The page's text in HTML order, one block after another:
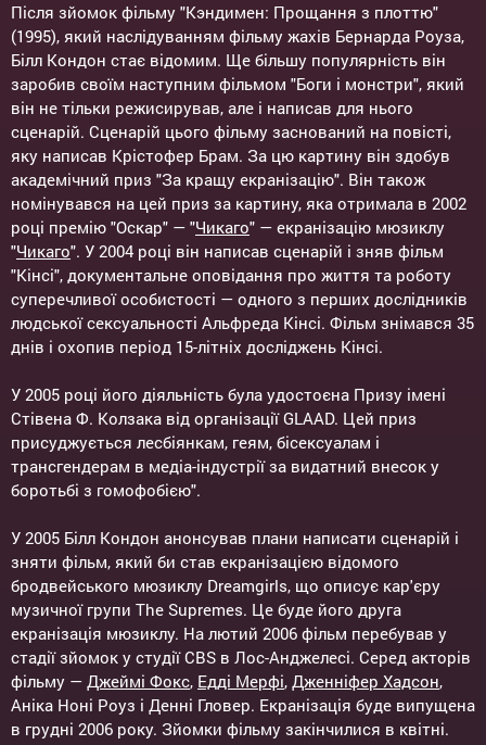
Після зйомок фільму "Кэндимен: Прощання з плоттю"
(1995), який наслідуванням фільму жахів Бернарда Роуза,
Білл Кондон стає відомим. Ще більшу популярність він
заробив своїм наступним фільмом "Боги і монстри", який
він не тільки режисирував, але і написав для нього
сценарій. Сценарій цього фільму заснований на повісті,
яку написав Крістофер Брам. За цю картину він здобув
академічний приз "За кращу екранізацію". Він також
номінувався на цей приз за картину, яка отримала в 2002
році премію "Оскар" — "Чикаго" — екранізацію мюзиклу
"Чикаго". У 2004 році він написав сценарій і зняв фільм
"Кінсі", документальне оповідання про життя та роботу
суперечливої особистості — одного з перших дослідників
людської сексуальності Альфреда Кінсі. Фільм знімався 35
днів і охопив період 15-літніх досліджень Кінсі.
У 2005 році його діяльність була удостоєна Призу імені
Стівена Ф. Колзака від організації GLAAD. Цей приз
присуджується лесбіянкам, геям, бісексуалам і
трансгендерам в медіа-індустрії за видатний внесок у
боротьбі з гомофобією".
У 2005 Білл Кондон анонсував плани написати сценарій і
зняти фільм, який би став екранізацією відомого
бродвейського мюзиклу Dreamgirls, що описує кар'єру
музичної групи The Supremes. Це буде його друга
екранізація мюзиклу. На лютий 2006 фільм перебував у
стадії зйомок у студії CBS в Лос-Анджелесі. Серед акторів
фільму — Джеймі Фокс, Едді Мерфі, Дженніфер Хадсон,
Аніка Ноні Роуз і Денні Гловер. Екранізація буде випущена
в грудні 2006 року. Зйомки фільму закінчилися в квітні.